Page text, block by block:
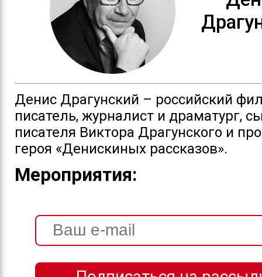
Денис Драгунский – российский
писатель, журналист и драматург,
писателя Виктора Драгунского и
героя «Денискиных рассказов».
Мероприятия: